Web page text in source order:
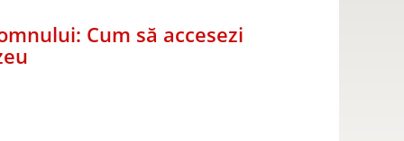
Cum să accesezi